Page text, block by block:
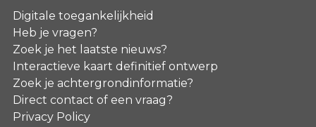
Digitale toegankelijkheid
Heb je vragen?
Zoek je het laatste nieuws?
Interactieve kaart definitief ontwerp
Zoek je achtergrondinformatie?
Direct contact of een vraag?
Privacy Policy